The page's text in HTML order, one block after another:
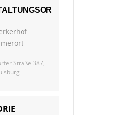
Straße 387,